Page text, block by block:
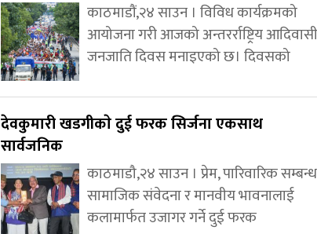
काठमाडौं,२४ साउन । विविध कार्यक्रमको
आयोजना गरी आजको अन्तरर्राष्ट्रिय आदिवासी
जनजाति दिवस मनाइएको छ। दिवसको
देवकुमारी खडगीकाे दुई फरक सिर्जना एकसाथ
सार्वजनिक
काठमाडौ,२४ साउन । प्रेम, पारिवारिक
सामाजिक संवेदना र मानवीय भावनालाई
कलामार्फत उजागर गर्ने दुई फरक